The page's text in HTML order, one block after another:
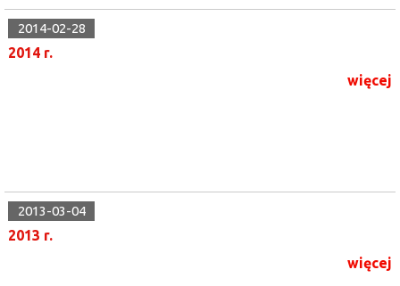
2014-02-28
2014 r.
więcej
2013-03-04
2013 r.
więcej